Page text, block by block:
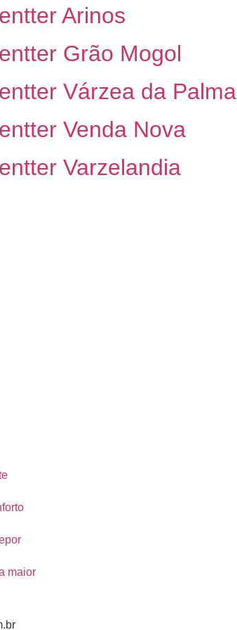
Arinos
Grão Mogol
Várzea da Palma
Venda Nova
Varzelandia
maior